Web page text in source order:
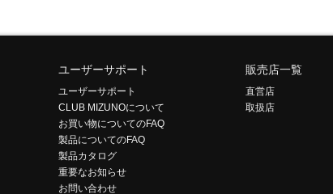
ユーザーサポート
ユーザーサポート
CLUB MIZUNOについて
お買い物についてのFAQ
製品についてのFAQ
製品カタログ
重要なお知らせ
お問い合わせ
販売店一覧
直営店
取扱店